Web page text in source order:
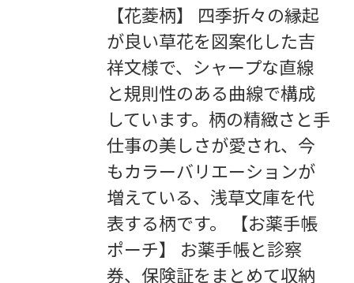
【花菱柄】 四季折々の縁起
が良い草花を図案化した吉
祥文様で、シャープな直線
と規則性のある曲線で構成
しています。柄の精緻さと手
仕事の美しさが愛され、今
もカラーバリエーションが
増えている、浅草文庫を代
表する柄です。 【お薬手帳
ポーチ】 お薬手帳と診察
券、保険証をまとめて収納